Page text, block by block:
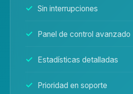
Sin interrupciones
Panel de control avanzado
Estadísticas detalladas
Prioridad en soporte